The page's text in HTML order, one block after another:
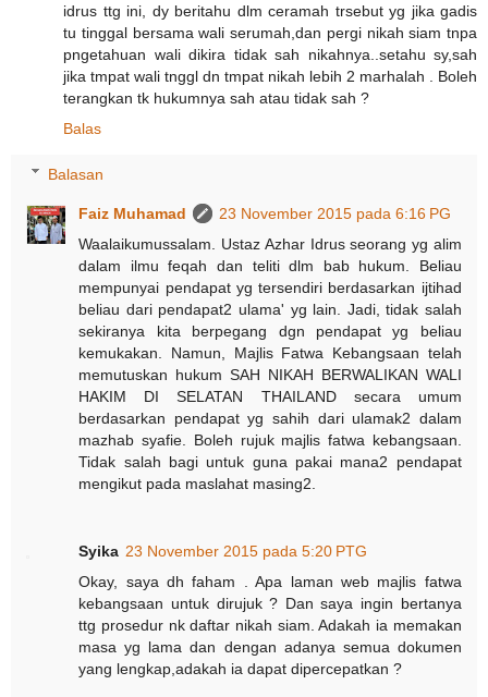
idrus ttg ini, dy beritahu dlm ceramah trsebut yg jika gadis
tu tinggal bersama wali serumah,dan pergi nikah siam tnpa
pngetahuan wali dikira tidak sah nikahnya..setahu sy,sah
jika tmpat wali tnggl dn tmpat nikah lebih 2 marhalah . Boleh
terangkan tk hukumnya sah atau tidak sah ?
Balas
Balasan
Faiz Muhamad
23 November 2015 pada 6:16 PG
Waalaikumussalam. Ustaz Azhar Idrus seorang yg alim
dalam ilmu feqah dan teliti dlm bab hukum. Beliau
mempunyai pendapat yg tersendiri berdasarkan ijtihad
beliau dari pendapat2 ulama' yg lain. Jadi, tidak salah
sekiranya kita berpegang dgn pendapat yg beliau
kemukakan. Namun, Majlis Fatwa Kebangsaan telah
memutuskan hukum SAH NIKAH BERWALIKAN WALI
HAKIM DI SELATAN THAILAND secara umum
berdasarkan pendapat yg sahih dari ulamak2 dalam
mazhab syafie. Boleh rujuk majlis fatwa kebangsaan.
Tidak salah bagi untuk guna pakai mana2 pendapat
mengikut pada maslahat masing2.
Syika 23 November 2015 pada 5:20 PTG
Okay, saya dh faham . Apa laman web majlis fatwa
kebangsaan untuk dirujuk ? Dan saya ingin bertanya
ttg prosedur nk daftar nikah siam. Adakah ia memakan
masa yg lama dan dengan adanya semua dokumen
yang lengkap,adakah ia dapat dipercepatkan ?